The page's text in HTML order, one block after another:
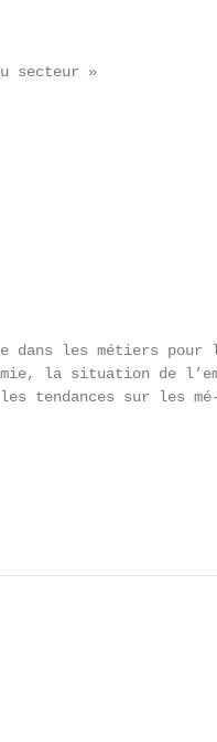
secteur »
dans les métiers
la situation de
tendances sur les mé-